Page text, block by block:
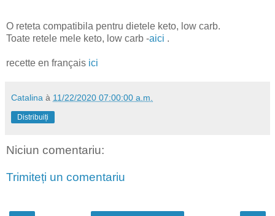
O reteta compatibila pentru dietele keto, low carb.
Toate retele mele keto, low carb -aici .
recette en français ici
Catalina à 11/22/2020 07:00:00 a.m.
Distribuiți
Niciun comentariu:
Trimiteți un comentariu